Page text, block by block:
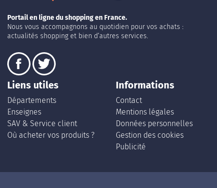
Portail en ligne du shopping en France.
Nous vous accompagnons au quotidien pour vos achats :
actualités shopping et bien d’autres services.
Liens utiles
Départements
Enseignes
SAV & Service client
Où acheter vos produits ?
Informations
Contact
Mentions légales
Données personnelles
Gestion des cookies
Publicité